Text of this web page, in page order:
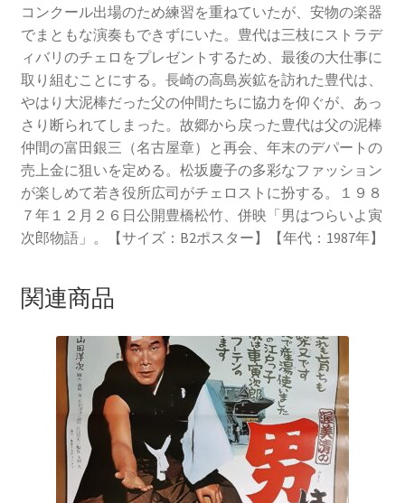
コンクール出場のため練習を重ねていたが、安物の楽器
でまともな演奏もできずにいた。豊代は三枝にストラデ
ィバリのチェロをプレゼントするため、最後の大仕事に
取り組むことにする。長崎の高島炭鉱を訪れた豊代は、
やはり大泥棒だった父の仲間たちに協力を仰ぐが、あっ
さり断られてしまった。故郷から戻った豊代は父の泥棒
仲間の富田銀三（名古屋章）と再会、年末のデパートの
売上金に狙いを定める。松坂慶子の多彩なファッション
が楽しめて若き役所広司がチェロストに扮する。１９８
７年１２月２６日公開豊橋松竹、併映「男はつらいよ寅
次郎物語」。【サイズ：B2ポスター】【年代：1987年】
関連商品